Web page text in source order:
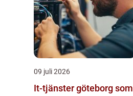
09 juli 2026
It-tjänster göteborg som